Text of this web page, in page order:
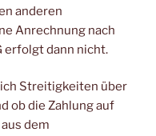
anderen
Anrechnung nach
erfolgt dann nicht.
Streitigkeiten über
ob die Zahlung auf
dem